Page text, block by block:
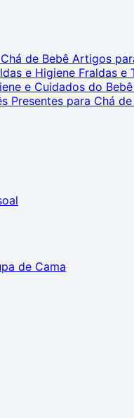
de Bebê Artigos
e Higiene Fraldas e
e Cuidados do Bebê
Presentes para Chá
de Cama